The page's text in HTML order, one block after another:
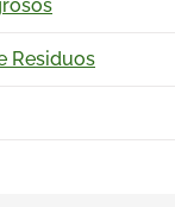
Residuos